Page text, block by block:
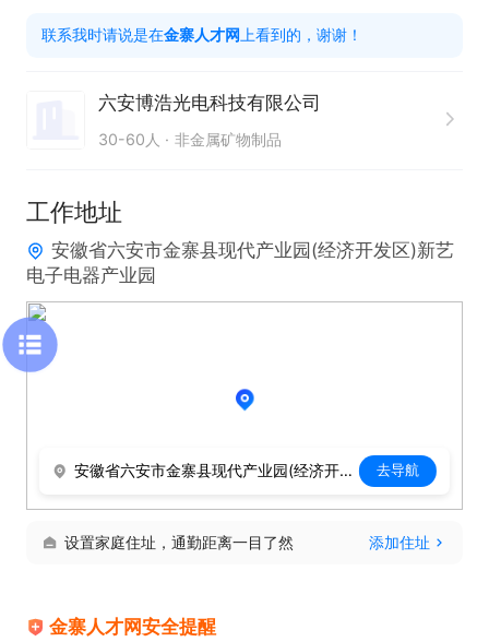
联系我时请说是在金寨人才网 上看到的，谢谢！
六安博浩光电科技有限公司
30-60人 非金属矿物制品
工作地址
安徽省六安市金寨县现代产业园(经济开发区)新艺
电子电器产业园
安徽省六安市金寨县现代产业园(经济开发区)新艺电子电器产业园 去导航
设置家庭住址，通勤距离一目了然 添加住址
金寨人才网安全提醒